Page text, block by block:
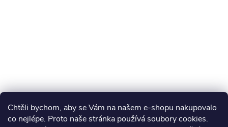
Chtěli bychom, aby se Vám na našem e-shopu nakupovalo
co nejlépe. Proto naše stránka používá soubory cookies.